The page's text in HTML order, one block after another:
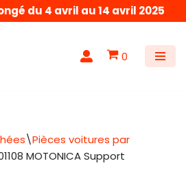
du 4 avril au 14 avril 2025
0
\Pièces voitures par
MOTONICA Support